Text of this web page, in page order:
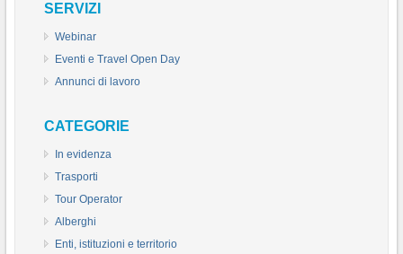
SERVIZI
Webinar
Eventi e Travel Open Day
Annunci di lavoro
CATEGORIE
In evidenza
Trasporti
Tour Operator
Alberghi
Enti, istituzioni e territorio